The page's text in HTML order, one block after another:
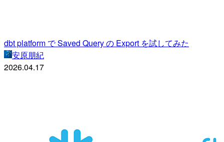
dbt platform で Saved Query の Export を試してみた
安原朋紀
2026.04.17